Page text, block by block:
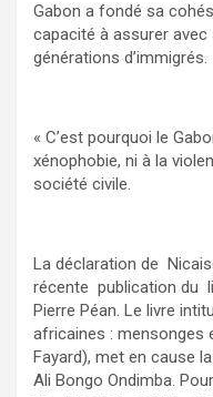
Gabon a fondé sa
capacité à assurer avec
générations d’immigrés.
« C’est pourquoi le
xénophobie, ni à la
société civile.
La déclaration de
récente publication du
Pierre Péan. Le livre
africaines : mensonges
Fayard), met en cause
Ali Bongo Ondimba.